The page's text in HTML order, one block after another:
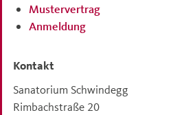
Mustervertrag
Anmeldung
Kontakt
Sanatorium Schwindegg
Rimbachstraße 20